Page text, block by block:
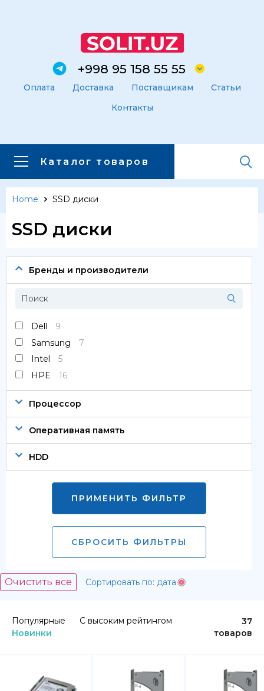
+998 95 158 55 55
Оплата Доставка Поставщикам
Статьи
Контакты
Каталог товаров
Каталог товаров
Сервера
Системы хранения данных
Серверные комплектующие
Оперативная память
SAS диски
SSD диски
SATA диски
Блоки питания
Коммутаторы
Home SSD диски
SSD диски
Бренды и производители
Dell
9
Samsung
7
Intel
5
HPE
16
Процессор
Оперативная память
HDD
ПРИМЕНИТЬ ФИЛЬТР
СБРОСИТЬ ФИЛЬТРЫ
Очистить все Сортировать по: дата
37
товаров
Популярные
С высоким рейтингом
Новинки